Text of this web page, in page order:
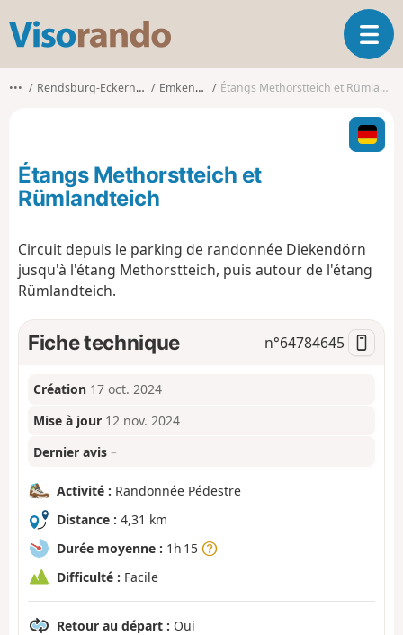
s
o
o
O
u
v
i
r
l
g
i
••• Rendsburg-Eckernförde Emkendorf Étangs Methorstteich et Rümlandteich
Étangs Methorstteich et
Rümlandteich
Circuit depuis le parking de randonnée Diekendörn
jusqu'à l'étang Methorstteich, puis autour de l'étang
Rümlandteich.
Fiche technique n°64784645
Création 17 oct. 2024
Mise à jour 12 nov. 2024
Dernier avis –
Activité : Randonnée Pédestre
Distance : 4,31 km
Durée moyenne : 1h 15
Difficulté : Facile
Retour au départ : Oui